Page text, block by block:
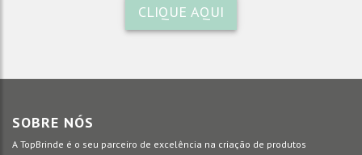
CLIQUE AQUI
SOBRE NÓS
A TopBrinde é o seu parceiro de excelência na criação de produtos